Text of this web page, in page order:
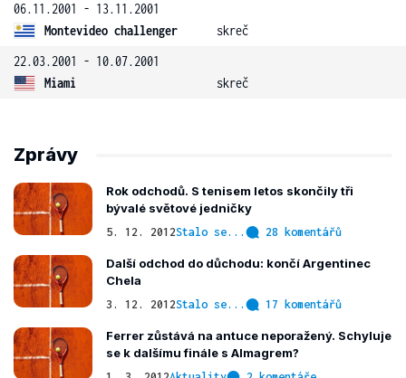
06.11.2001 - 13.11.2001
Montevideo challenger
skreč
22.03.2001 - 10.07.2001
Miami
skreč
Zprávy
Rok odchodů. S tenisem letos skončily tři
bývalé světové jedničky
5. 12. 2012Stalo se... 28 komentářů
Další odchod do důchodu: končí Argentinec
Chela
3. 12. 2012Stalo se... 17 komentářů
Ferrer zůstává na antuce neporažený. Schyluje
se k dalšímu finále s Almagrem?